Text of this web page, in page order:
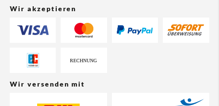
Wir akzeptieren
Wir versenden mit